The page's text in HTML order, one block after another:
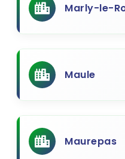
Marly-le-
Maule
Maurepas